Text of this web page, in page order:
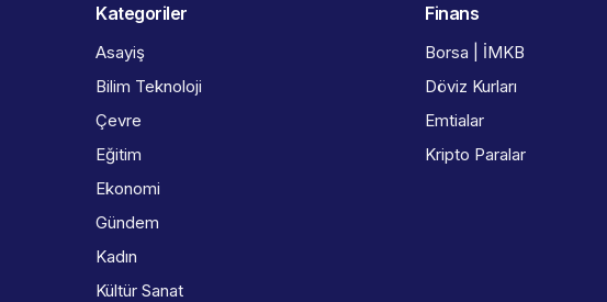
Kategoriler
Asayiş
Bilim Teknoloji
Çevre
Eğitim
Ekonomi
Gündem
Kadın
Kültür Sanat
Finans
Borsa | İMKB
Döviz Kurları
Emtialar
Kripto Paralar